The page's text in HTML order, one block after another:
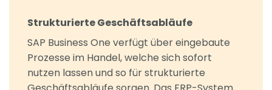
Strukturierte Geschäftsabläufe
SAP Business One verfügt über eingebaute
Prozesse im Handel, welche sich sofort
nutzen lassen und so für strukturierte